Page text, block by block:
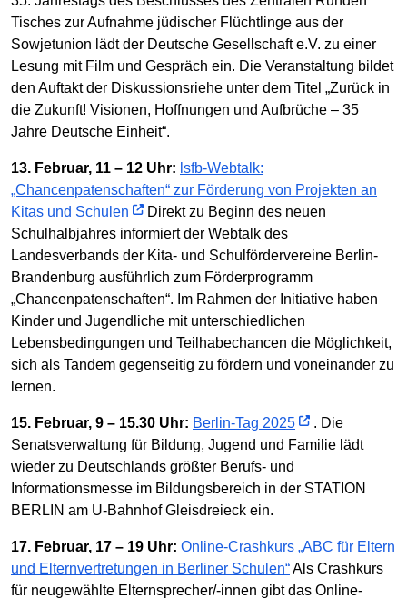
Tisches zur Aufnahme jüdischer Flüchtlinge aus der
Sowjetunion lädt der Deutsche Gesellschaft e.V. zu einer
Lesung mit Film und Gespräch ein. Die Veranstaltung bildet
den Auftakt der Diskussionsriehe unter dem Titel „Zurück in
die Zukunft! Visionen, Hoffnungen und Aufbrüche – 35
Jahre Deutsche Einheit“.
13. Februar, 11 – 12 Uhr: lsfb-Webtalk:
„Chancenpatenschaften“ zur Förderung von Projekten an
Kitas und Schulen
Direkt zu Beginn des neuen
Schulhalbjahres informiert der Webtalk des
Landesverbands der Kita- und Schulfördervereine Berlin-
Brandenburg ausführlich zum Förderprogramm
„Chancenpatenschaften“. Im Rahmen der Initiative haben
Kinder und Jugendliche mit unterschiedlichen
Lebensbedingungen und Teilhabechancen die Möglichkeit,
sich als Tandem gegenseitig zu fördern und voneinander zu
lernen.
15. Februar, 9 – 15.30 Uhr: Berlin-Tag 2025
. Die
Senatsverwaltung für Bildung, Jugend und Familie lädt
wieder zu Deutschlands größter Berufs- und
Informationsmesse im Bildungsbereich in der STATION
BERLIN am U-Bahnhof Gleisdreieck ein.
17. Februar, 17 – 19 Uhr: Online-Crashkurs „ABC für Eltern
und Elternvertretungen in Berliner Schulen“Als Crashkurs
für neugewählte Elternsprecher/-innen gibt das Online-